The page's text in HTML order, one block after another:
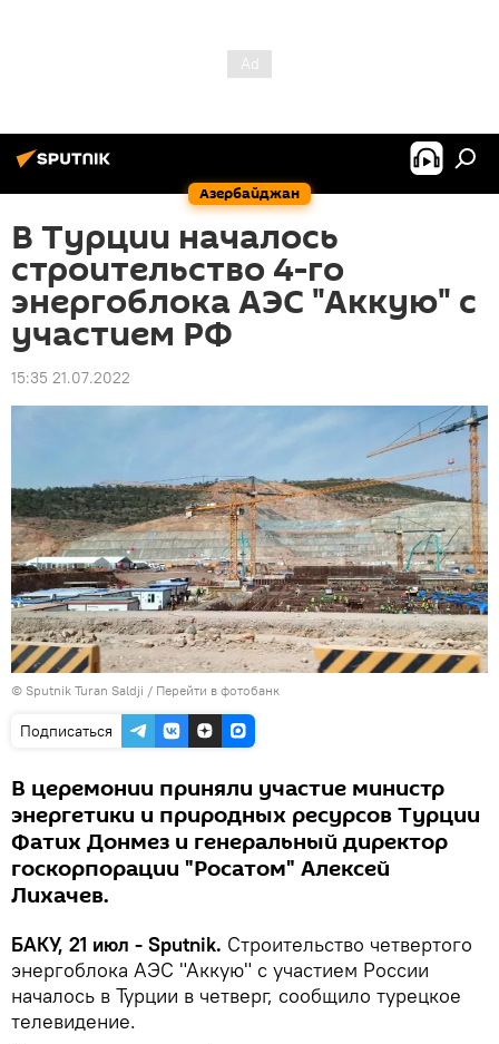
Азербайджан
В Турции началось
строительство 4-го
энергоблока АЭС "Аккую" с
участием РФ
15:35 21.07.2022
© Sputnik Turan Saldji / Перейти в фотобанк
Подписаться
В церемонии приняли участие министр
энергетики и природных ресурсов Турции
Фатих Донмез и генеральный директор
госкорпорации "Росатом" Алексей
Лихачев.
БАКУ, 21 июл - Sputnik. Строительство четвертого
энергоблока АЭС "Аккую" с участием России
началось в Турции в четверг, сообщило турецкое
телевидение.